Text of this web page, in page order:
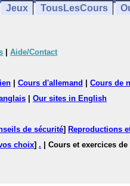
Jeux TousLesCours
Aide/Contact
Cours d'allemand Cours de
Our sites in English
de sécurité] Reproductions
choix] .
| Cours et exercices